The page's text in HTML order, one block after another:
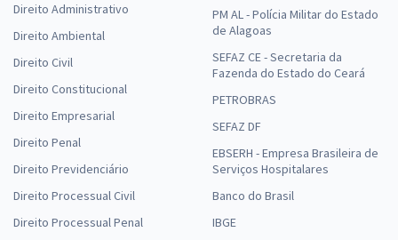
Direito Administrativo
Direito Ambiental
Direito Civil
Direito Constitucional
Direito Empresarial
Direito Penal
Direito Previdenciário
Direito Processual Civil
Direito Processual Penal
PM AL - Polícia Militar do Estado
de Alagoas
SEFAZ CE - Secretaria da
Fazenda do Estado do Ceará
PETROBRAS
SEFAZ DF
EBSERH - Empresa Brasileira de
Serviços Hospitalares
Banco do Brasil
IBGE